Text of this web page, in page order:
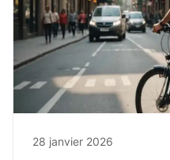
28 janvier 2026